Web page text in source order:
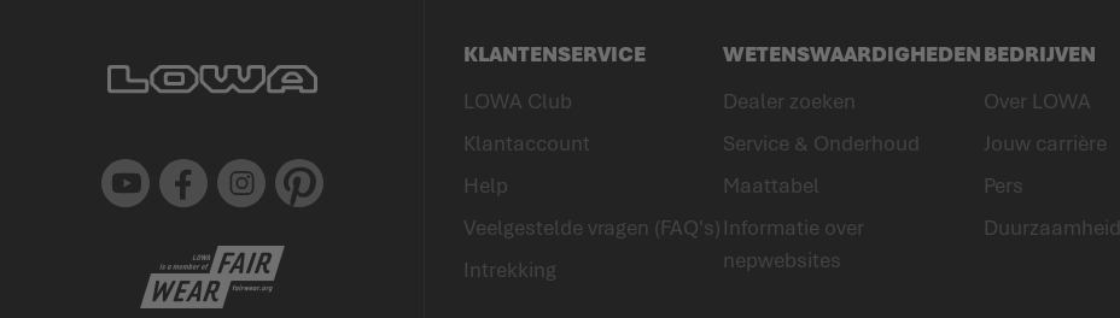
Youtube Facebook Instagram Pinterest
KLANTENSERVICE
LOWA Club
Klantaccount
Help
Veelgestelde vragen (FAQ's)
Intrekking
WETENSWAARDIGHEDEN
Dealer zoeken
Service & Onderhoud
Maattabel
Informatie over
nepwebsites
BEDRIJVEN
Over LOWA
Jouw carrière
Pers
Duurzaamheid